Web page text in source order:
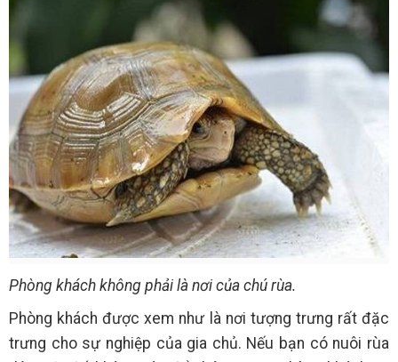
Phòng khách không phải là nơi của chú rùa.
Phòng khách được xem như là nơi tượng trưng rất đặc
trưng cho sự nghiệp của gia chủ. Nếu bạn có nuôi rùa